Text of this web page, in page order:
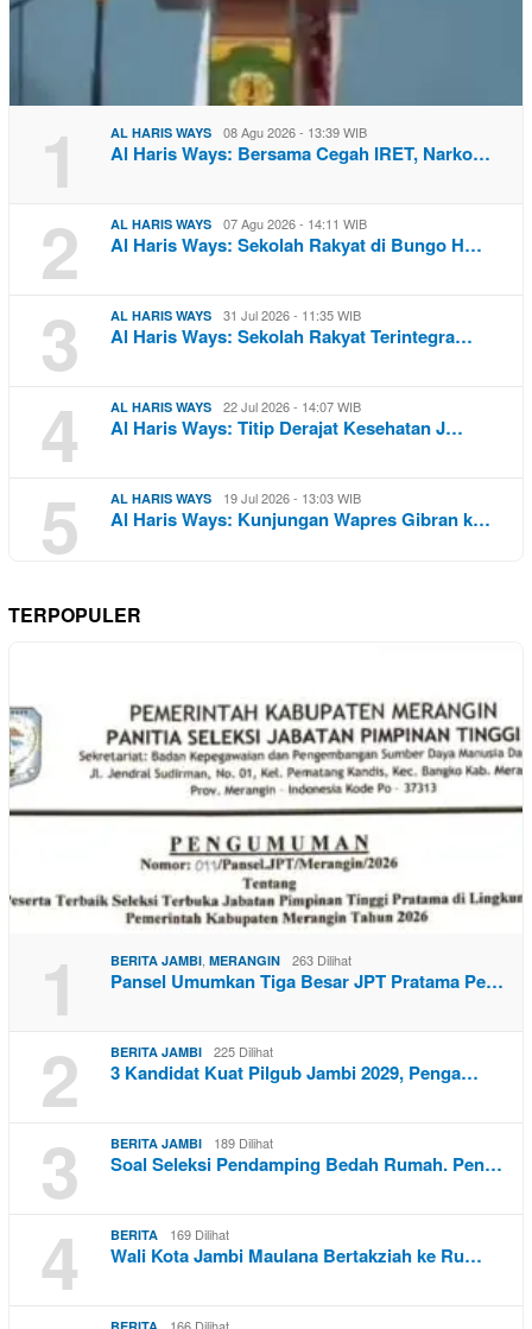
1 AL HARIS WAYS 08 Agu 2026 - 13:39 WIB
Al Haris Ways: Bersama Cegah IRET, Narko…
2 AL HARIS WAYS 07 Agu 2026 - 14:11 WIB
Al Haris Ways: Sekolah Rakyat di Bungo H…
3 AL HARIS WAYS 31 Jul 2026 - 11:35 WIB
Al Haris Ways: Sekolah Rakyat Terintegra…
4 AL HARIS WAYS 22 Jul 2026 - 14:07 WIB
Al Haris Ways: Titip Derajat Kesehatan J…
5 AL HARIS WAYS 19 Jul 2026 - 13:03 WIB
Al Haris Ways: Kunjungan Wapres Gibran k…
TERPOPULER
1 BERITA JAMBI, MERANGIN 263 Dilihat
Pansel Umumkan Tiga Besar JPT Pratama Pe…
2 BERITA JAMBI 225 Dilihat
3 Kandidat Kuat Pilgub Jambi 2029, Penga…
3 BERITA JAMBI 189 Dilihat
Soal Seleksi Pendamping Bedah Rumah. Pen…
4 BERITA 169 Dilihat
Wali Kota Jambi Maulana Bertakziah ke Ru…